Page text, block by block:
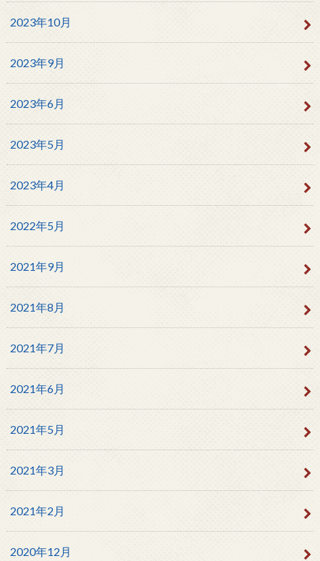
2023年10月
2023年9月
2023年6月
2023年5月
2023年4月
2022年5月
2021年9月
2021年8月
2021年7月
2021年6月
2021年5月
2021年3月
2021年2月
2020年12月